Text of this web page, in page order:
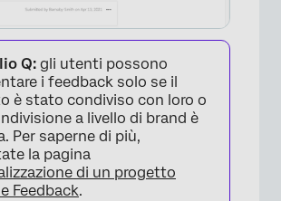
Q: gli utenti possono
i feedback solo se il
è stato condiviso con loro o
a livello di brand è
Per saperne di più,
la pagina
di un progetto
Feedback.